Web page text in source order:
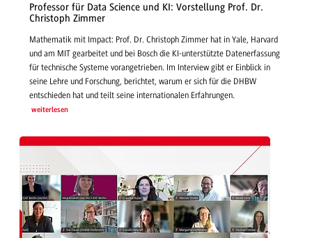
Professor für Data Science und KI: Vorstellung Prof. Dr.
Christoph Zimmer
Mathematik mit Impact: Prof. Dr. Christoph Zimmer hat in Yale, Harvard
und am MIT gearbeitet und bei Bosch die KI-unterstützte Datenerfassung
für technische Systeme vorangetrieben. Im Interview gibt er Einblick in
seine Lehre und Forschung, berichtet, warum er sich für die DHBW
entschieden hat und teilt seine internationalen Erfahrungen.
weiterlesen